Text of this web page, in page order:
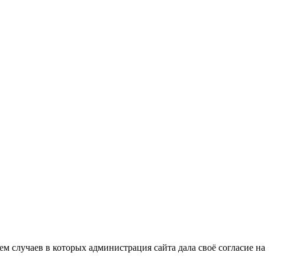
в которых администрация сайта дала своё согласие на